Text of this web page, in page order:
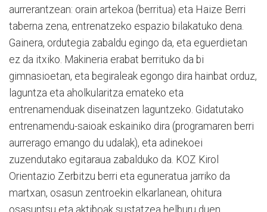
aurrerantzean: orain artekoa (berritua) eta Haize Berri
taberna zena, entrenatzeko espazio bilakatuko dena.
Gainera, ordutegia zabaldu egingo da, eta eguerdietan
ez da itxiko. Makineria erabat berrituko da bi
gimnasioetan, eta begiraleak egongo dira hainbat orduz,
laguntza eta aholkularitza emateko eta
entrenamenduak diseinatzen laguntzeko. Gidatutako
entrenamendu-saioak eskainiko dira (programaren berri
aurrerago emango du udalak), eta adinekoei
zuzendutako egitaraua zabalduko da. KOZ Kirol
Orientazio Zerbitzu berri eta eguneratua jarriko da
martxan, osasun zentroekin elkarlanean, ohitura